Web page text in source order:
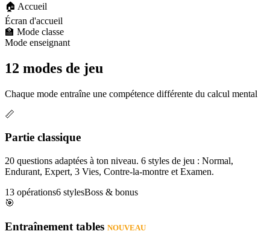
🏠 Accueil
Écran d'accueil
🏫 Mode classe
Mode enseignant
12 modes de jeu
Chaque mode entraîne une compétence différente du calcul mental
📏
Partie classique
20 questions adaptées à ton niveau. 6 styles de jeu : Normal,
Endurant, Expert, 3 Vies, Contre-la-montre et Examen.
13 opérations6 stylesBoss & bonus
🎯
Entraînement tables NOUVEAU